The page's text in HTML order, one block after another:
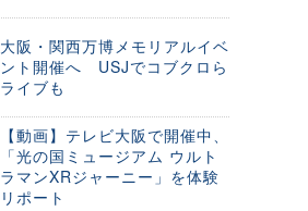
大阪・関西万博メモリアルイベ
ント開催へ USJでコブクロら
ライブも
【動画】テレビ大阪で開催中、
「光の国ミュージアム ウルト
ラマンXRジャーニー」を体験
リポート